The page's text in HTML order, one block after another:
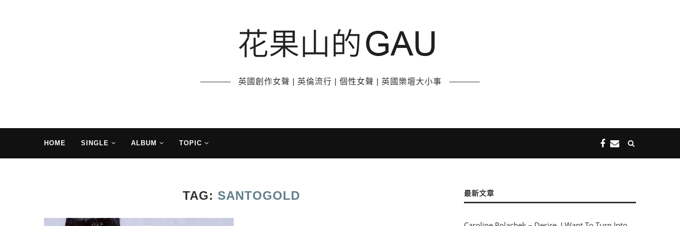
英國創作女聲 | 英倫流行 | 個性女聲 | 英國樂壇大小事
HOME SINGLE ALBUM TOPIC
TAG: SANTOGOLD 最新文章